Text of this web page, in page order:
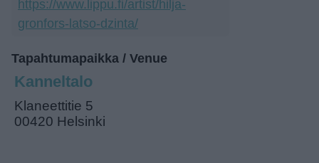
https://www.lippu.fi/artist/hilja-
gronfors-latso-dzinta/
Tapahtumapaikka / Venue
Kanneltalo
Klaneettitie 5
00420 Helsinki